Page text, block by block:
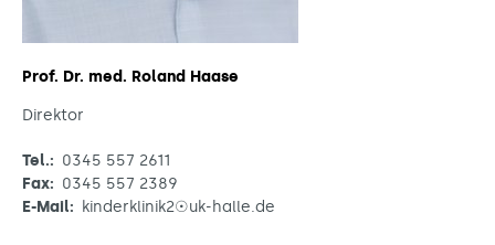
Prof. Dr. med. Roland Haase
Direktor
Tel.: 0345 557 2611
Fax: 0345 557 2389
E-Mail: kinderklinik2☉uk-halle.de